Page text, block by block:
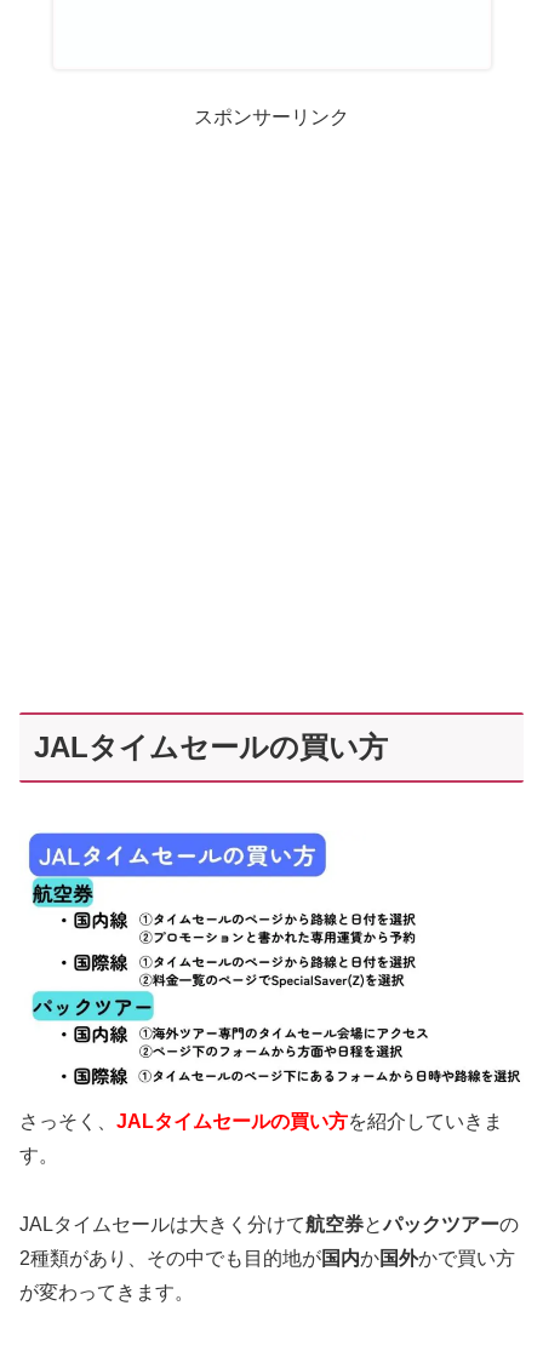
スポンサーリンク
JALタイムセールの買い方
さっそく、 JALタイムセールの買い方を紹介していきま
す。
JALタイムセールは大きく分けて航空券とパックツアーの
2種類があり、その中でも目的地が国内か国外かで買い方
が変わってきます。